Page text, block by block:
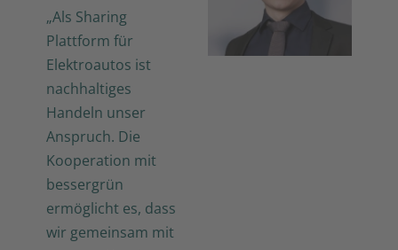
„Als Sharing
Plattform für
Elektroautos ist
nachhaltiges
Handeln unser
Anspruch. Die
Kooperation mit
bessergrün
ermöglicht es, dass
wir gemeinsam mit